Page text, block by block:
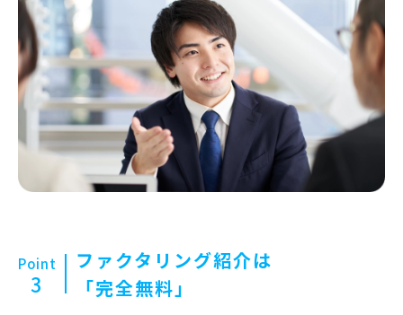
Point
3
ファクタリング紹介は
「完全無料」